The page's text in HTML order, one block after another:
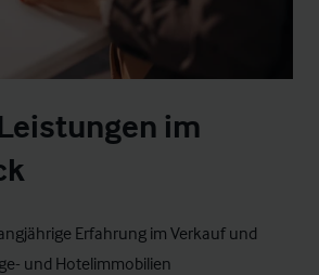
im
Erfahrung im Verkauf und
- und Hotelimmobilien